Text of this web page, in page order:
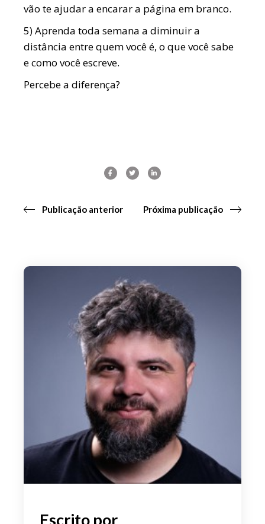
vão te ajudar a encarar a página em branco.
5) Aprenda toda semana a diminuir a
distância entre quem você é, o que você sabe
e como você escreve.
Percebe a diferença?
Publicação anterior Próxima publicação
Escrito por